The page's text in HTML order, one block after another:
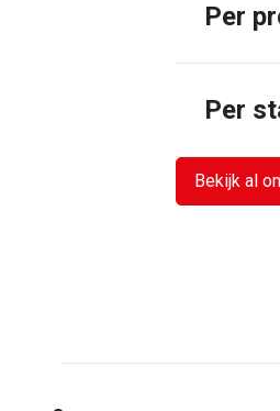
Per
Per
Bekijk al